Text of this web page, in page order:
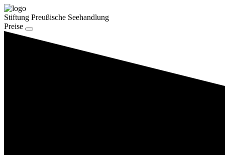
Stiftung Preußische Seehandlung
Preise